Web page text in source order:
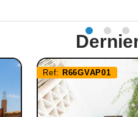
Ref: R66GVAP01